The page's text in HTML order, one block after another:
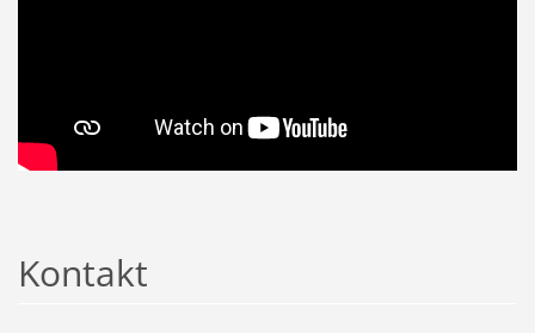
Kontakt